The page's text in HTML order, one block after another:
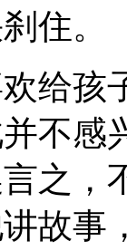
住。
孩
不感
之，
故事